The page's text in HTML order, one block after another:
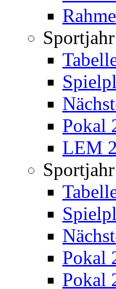
Pokal
LEM
Pokal
Pokal